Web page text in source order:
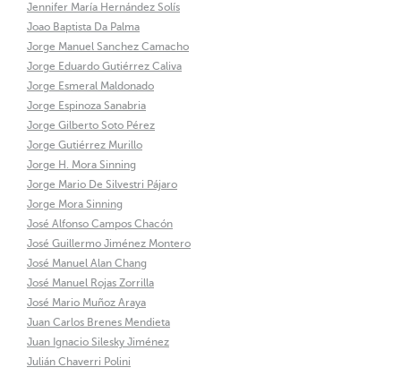
Jennifer María Hernández Solís
Joao Baptista Da Palma
Jorge Manuel Sanchez Camacho
Jorge Eduardo Gutiérrez Caliva
Jorge Esmeral Maldonado
Jorge Espinoza Sanabria
Jorge Gilberto Soto Pérez
Jorge Gutiérrez Murillo
Jorge H. Mora Sinning
Jorge Mario De Silvestri Pájaro
Jorge Mora Sinning
José Alfonso Campos Chacón
José Guillermo Jiménez Montero
José Manuel Alan Chang
José Manuel Rojas Zorrilla
José Mario Muñoz Araya
Juan Carlos Brenes Mendieta
Juan Ignacio Silesky Jiménez
Julián Chaverri Polini